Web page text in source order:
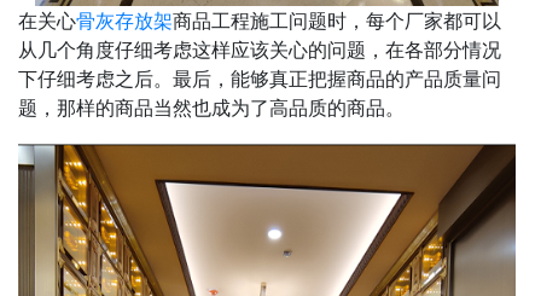
在关心骨灰存放架商品工程施工问题时，每个厂家都可以
从几个角度仔细考虑这样应该关心的问题，在各部分情况
下仔细考虑之后。最后，能够真正把握商品的产品质量问
题，那样的商品当然也成为了高品质的商品。